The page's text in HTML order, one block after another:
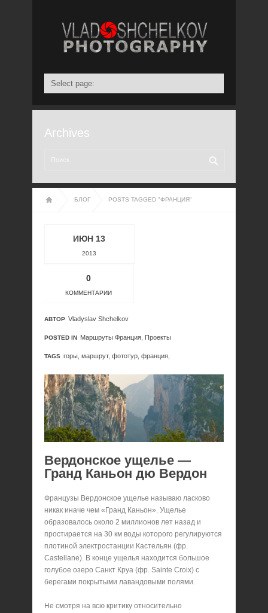
Archives
БЛОГ POSTS TAGGED "ФРАНЦИЯ"
ИЮН 13
2013
0
КОММЕНТАРИИ
АВТОР Vladyslav Shchelkov
POSTED IN Маршруты Франция Проекты
TAGS горы, маршрут, фототур, франция,
Вердонское ущелье —
Гранд Каньон дю Вердон
Французы Вердонское ущелье называю ласково
никак иначе чем «Гранд Каньон». Ущелье
образовалось около 2 миллионов лет назад и
простирается на 30 км воды которого регулируются
плотиной электростанции Кастельян (фр.
Castellane). В конце ущелья находится большое
голубое озеро Санкт Круа (фр. Sainte Croix) с
берегами покрытыми лавандовыми полями.
Не смотря на всю критику относительно